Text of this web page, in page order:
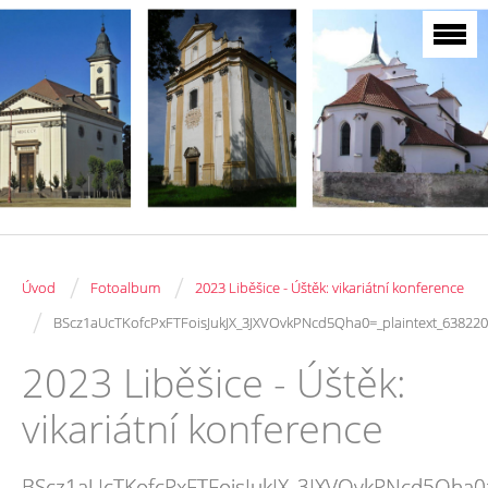
Úvod / Fotoalbum / 2023 Liběšice - Úštěk: vikariátní konference
/
2023 Liběšice - Úštěk:
vikariátní konference